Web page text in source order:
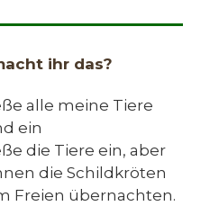
ihr das?
alle meine Tiere
ein
die Tiere ein, aber
die Schildkröten
Freien übernachten.